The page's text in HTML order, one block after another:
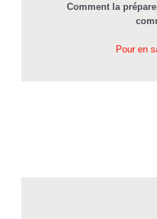
Comment la
Pour en